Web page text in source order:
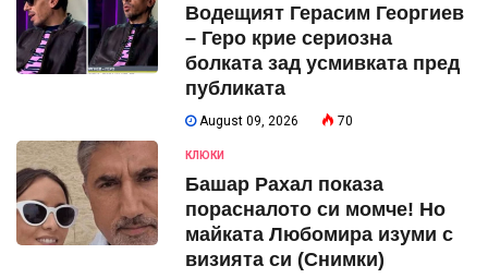
Водещият Герасим Георгиев
– Геро крие сериозна
болката зад усмивката пред
публиката
August 09, 2026 70
КЛЮКИ
Башар Рахал показа
порасналото си момче! Но
майката Любомира изуми с
визията си (Снимки)